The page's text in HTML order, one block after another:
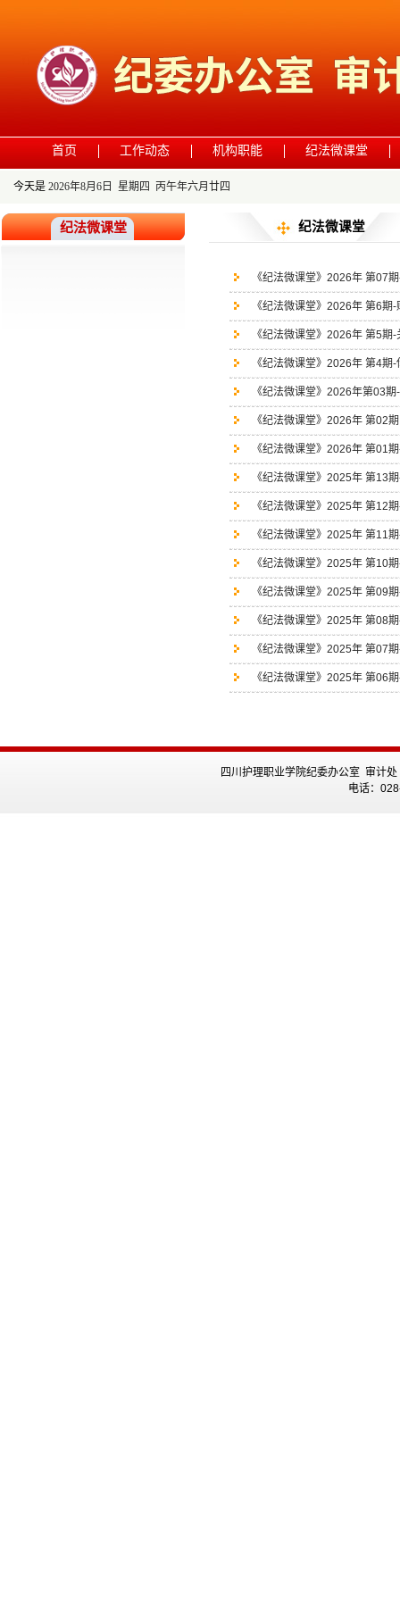
首页 工作动态 机构职能 纪法微课堂
今天是 2026年8月6日 星期四 丙午年六月廿四
纪法微课堂 纪法微课堂
《纪法微课堂》2026年 第07
《纪法微课堂》2026年 第6期-
《纪法微课堂》2026年 第5期
《纪法微课堂》2026年 第4期-
《纪法微课堂》2026年第03
《纪法微课堂》2026年 第02
《纪法微课堂》2026年 第01
《纪法微课堂》2025年 第13
《纪法微课堂》2025年 第12
《纪法微课堂》2025年 第11
《纪法微课堂》2025年 第10
《纪法微课堂》2025年 第09
《纪法微课堂》2025年 第08
《纪法微课堂》2025年 第07
《纪法微课堂》2025年 第06
四川护理职业学院纪委办公室 审计
电话：